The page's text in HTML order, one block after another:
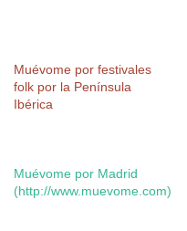
Muévome por festivales
folk por la Península
Ibérica
Muévome por Madrid
(http://www.muevome.com)